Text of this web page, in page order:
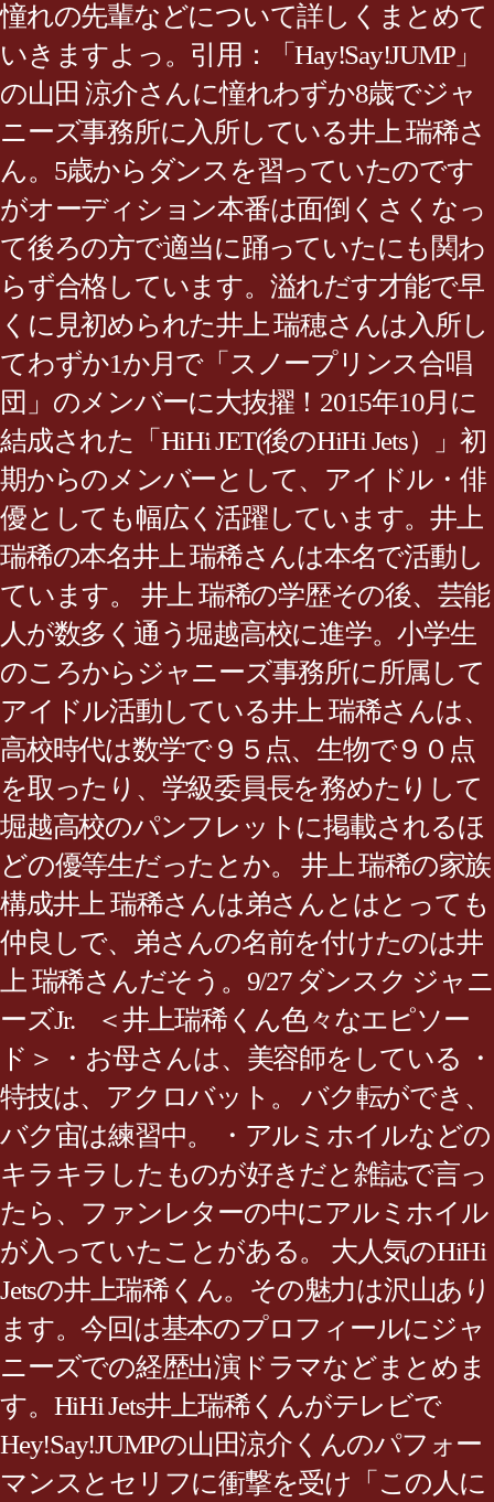
憧れの先輩などについて詳しくまとめて
いきますよっ。引用：「Hay!Say!JUMP」
の山田 涼介さんに憧れわずか8歳でジャ
ニーズ事務所に入所している井上 瑞稀さ
ん。5歳からダンスを習っていたのです
がオーディション本番は面倒くさくなっ
て後ろの方で適当に踊っていたにも関わ
らず合格しています。溢れだす才能で早
くに見初められた井上 瑞穂さんは入所し
てわずか1か月で「スノープリンス合唱
団」のメンバーに大抜擢！2015年10月に
結成された「HiHi JET(後のHiHi Jets）」初
期からのメンバーとして、アイドル・俳
優としても幅広く活躍しています。井上
瑞稀の本名井上 瑞稀さんは本名で活動し
ています。 井上 瑞稀の学歴その後、芸能
人が数多く通う堀越高校に進学。小学生
のころからジャニーズ事務所に所属して
アイドル活動している井上 瑞稀さんは、
高校時代は数学で９５点、生物で９０点
を取ったり、学級委員長を務めたりして
堀越高校のパンフレットに掲載されるほ
どの優等生だったとか。 井上 瑞稀の家族
構成井上 瑞稀さんは弟さんとはとっても
仲良しで、弟さんの名前を付けたのは井
上 瑞稀さんだそう。9/27 ダンスク ジャニ
ーズJr. ＜井上瑞稀くん色々なエピソー
ド＞ ・お母さんは、美容師をしている ・
特技は、アクロバット。 バク転ができ、
バク宙は練習中。 ・アルミホイルなどの
キラキラしたものが好きだと雑誌で言っ
たら、ファンレターの中にアルミホイル
が入っていたことがある。 大人気のHiHi
Jetsの井上瑞稀くん。その魅力は沢山あり
ます。今回は基本のプロフィールにジャ
ニーズでの経歴出演ドラマなどまとめま
す。HiHi Jets井上瑞稀くんがテレビで
Hey!Say!JUMPの山田涼介くんのパフォー
マンスとセリフに衝撃を受け「この人に